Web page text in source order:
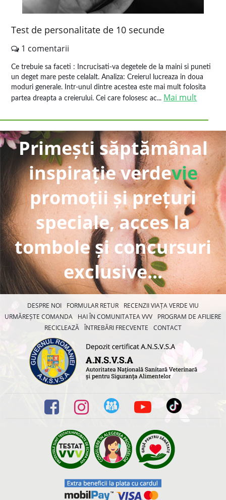
Test de personalitate de 10 secunde
1 comentarii
Ce trebuie sa faceti : Incrucisati-va degetele de la maini si puneti
un deget mare peste celalalt. Analiza: Creierul lucreaza in doua
moduri generale. Intr-unul dintre acestea este mai mult folosita
partea dreapta a creierului. Cei care folosesc ac... Mai mult
Primești săptămânal
inspirație verdevie
promoții și prețuri
speciale, acces la
tombole și concursuri
exclusive...
DESPRE NOI FORMULAR RETUR
RECENZII VIAȚA VERDE VIU
URMĂREȘTE COMANDA
HAI ÎN COMUNITATEA VVV
PROGRAM DE AFILIERE
RECICLEAZĂ ÎNTREBĂRI FRECVENTE CONTACT